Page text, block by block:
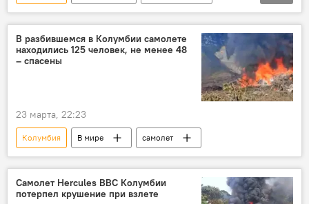
В мире
Видео
В разбившемся в Колумбии самолете
находились 125 человек, не менее 48
– спасены
23 марта, 22:23
Колумбия В мире самолет
Самолет Hercules ВВС Колумбии
потерпел крушение при взлете